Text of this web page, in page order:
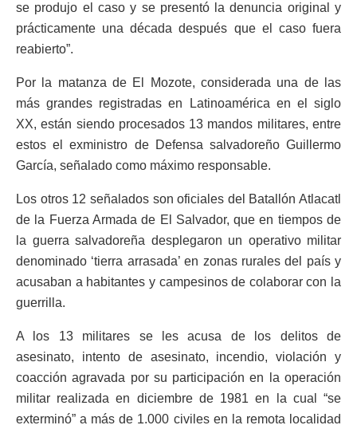
se produjo el caso y se presentó la denuncia original y
prácticamente una década después que el caso fuera
reabierto”.
Por la matanza de El Mozote, considerada una de las
más grandes registradas en Latinoamérica en el siglo
XX, están siendo procesados 13 mandos militares, entre
estos el exministro de Defensa salvadoreño Guillermo
García, señalado como máximo responsable.
Los otros 12 señalados son oficiales del Batallón Atlacatl
de la Fuerza Armada de El Salvador, que en tiempos de
la guerra salvadoreña desplegaron un operativo militar
denominado ‘tierra arrasada’ en zonas rurales del país y
acusaban a habitantes y campesinos de colaborar con la
guerrilla.
A los 13 militares se les acusa de los delitos de
asesinato, intento de asesinato, incendio, violación y
coacción agravada por su participación en la operación
militar realizada en diciembre de 1981 en la cual “se
exterminó” a más de 1.000 civiles en la remota localidad